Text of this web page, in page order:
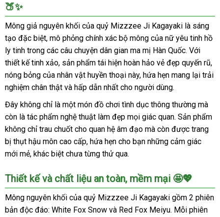
🍑✨
Mông giả nguyên khối của quỷ Mizzzee Ji Kagayaki là sáng
tạo đặc biệt, mô phỏng chính xác bộ mông của nữ yêu tinh hồ
ly tinh trong các câu chuyện dân gian ma mị Hàn Quốc. Với
thiết kế tinh xảo, sản phẩm tái hiện hoàn hảo vẻ đẹp quyến rũ,
nóng bỏng của nhân vật huyền thoại này, hứa hẹn mang lại trải
nghiệm chân thật và hấp dẫn nhất cho người dùng.
Đây không chỉ là một món đồ chơi tình dục thông thường mà
còn là tác phẩm nghệ thuật làm đẹp mọi giác quan. Sản phẩm
không chỉ trau chuốt cho quan hệ âm đạo mà còn được trang
bị thụt hậu môn cao cấp, hứa hẹn cho bạn những cảm giác
mới mẻ, khác biệt chưa từng thử qua.
Thiết kế và chất liệu an toàn, mềm mại 🤩💖
Mông nguyên khối của quỷ Mizzzee Ji Kagayaki gồm 2 phiên
bản độc đáo: White Fox Snow và Red Fox Meiyu. Mỗi phiên